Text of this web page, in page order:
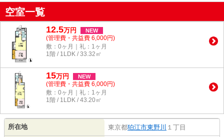
空室一覧
12.5万円 NEW
(管理費・共益費 6,000円)
敷：0ヶ月｜礼：1ヶ月
1階 / 1LDK / 33.32㎡
15万円 NEW
(管理費・共益費 6,000円)
敷：0ヶ月｜礼：1ヶ月
1階 / 1LDK / 43.20㎡
所在地 東京都狛江市東野川 １丁目